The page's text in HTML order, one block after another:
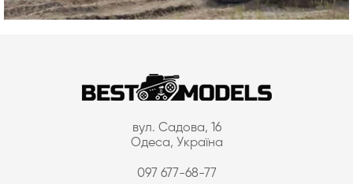
вул. Садова, 16
Одеса, Україна
097 677-68-77